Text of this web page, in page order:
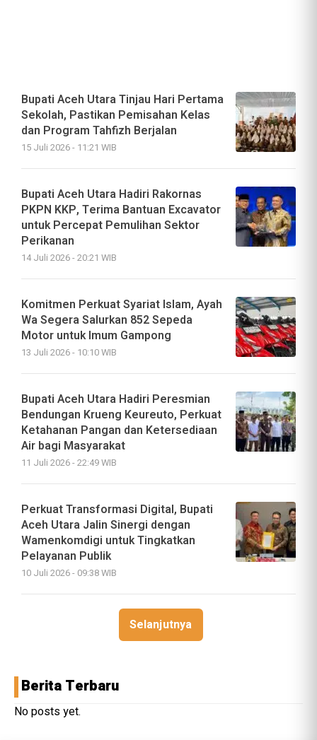
Bupati Aceh Utara Tinjau Hari Pertama
Sekolah, Pastikan Pemisahan Kelas
dan Program Tahfizh Berjalan
15 Juli 2026 - 11:21 WIB
Bupati Aceh Utara Hadiri Rakornas
PKPN KKP, Terima Bantuan Excavator
untuk Percepat Pemulihan Sektor
Perikanan
14 Juli 2026 - 20:21 WIB
Komitmen Perkuat Syariat Islam, Ayah
Wa Segera Salurkan 852 Sepeda
Motor untuk Imum Gampong
13 Juli 2026 - 10:10 WIB
Bupati Aceh Utara Hadiri Peresmian
Bendungan Krueng Keureuto, Perkuat
Ketahanan Pangan dan Ketersediaan
Air bagi Masyarakat
11 Juli 2026 - 22:49 WIB
Perkuat Transformasi Digital, Bupati
Aceh Utara Jalin Sinergi dengan
Wamenkomdigi untuk Tingkatkan
Pelayanan Publik
10 Juli 2026 - 09:38 WIB
Selanjutnya
Berita Terbaru
No posts yet.